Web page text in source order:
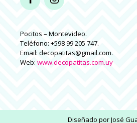
Pocitos – Montevideo.
Teléfono: +598 99 205 747.
Email: decopatitas@gmail.com.
Web: www.decopatitas.com.uy
Diseñado porJosé